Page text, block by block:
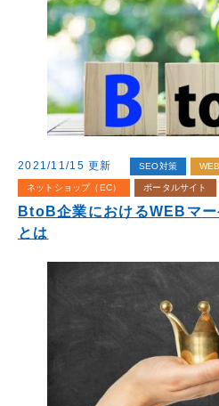
2021/11/15 更新 SEO対策
ネットショップ（EC） ポータルサイト
BtoB企業におけるWEBマ
とは